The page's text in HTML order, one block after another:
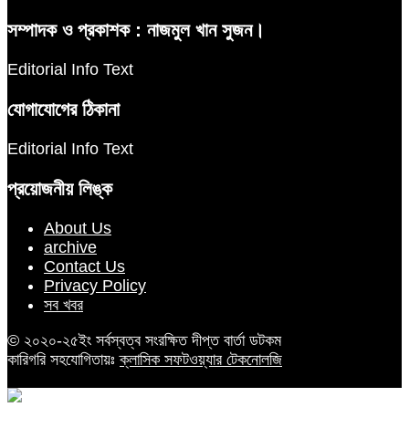
সম্পাদক ও প্রকাশক : নাজমুল খান সুজন।
Editorial Info Text
যোগাযোগের ঠিকানা
Editorial Info Text
প্রয়োজনীয় লিঙ্ক
About Us
archive
Contact Us
Privacy Policy
সব খবর
© ২০২০-২৫ইং সর্বস্বত্ব সংরক্ষিত দীপ্ত বার্তা ডটকম
কারিগরি সহযোগিতায়ঃক্লাসিক সফটওয়্যার টেকনোলজি